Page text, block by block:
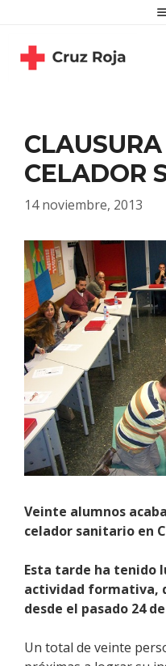
contenido
CELADOR
14 noviembre, 2013
Veinte alumnos
celador sanitario en
Esta tarde ha tenido
actividad formativa,
desde el pasado 24
Un total de veinte